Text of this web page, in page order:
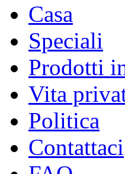
Casa
Speciali
Prodotti
Vita
Politica
Contattaci